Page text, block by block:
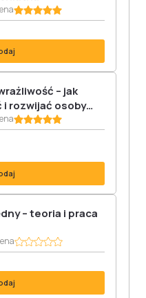
– jak
i rozwijać osoby
– teoria i praca